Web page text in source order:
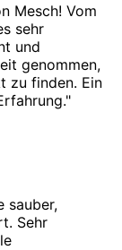
Mesch! Vom
sehr
und
genommen,
zu finden. Ein
sauber,
Sehr